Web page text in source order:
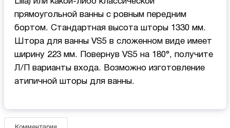
прямоугольной ванны с ровным передним
бортом. Стандартная высота шторы 1330 мм.
Штора для ванны VS5 в сложенном виде имеет
ширину 223 мм. Повернув VS5 на 180°, получите
Л/П варианты входа. Возможно изготовление
атипичной шторы для ванны.